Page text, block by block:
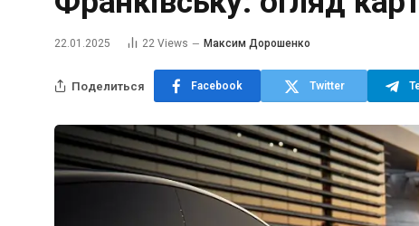
22.01.2025 22 Views Максим Дорошенко
Поделиться Facebook Twitter